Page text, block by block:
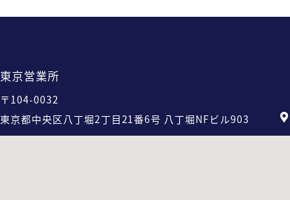
東京営業所
〒104-0032
東京都中央区八丁堀2丁目21番6号 八丁堀NFビル903